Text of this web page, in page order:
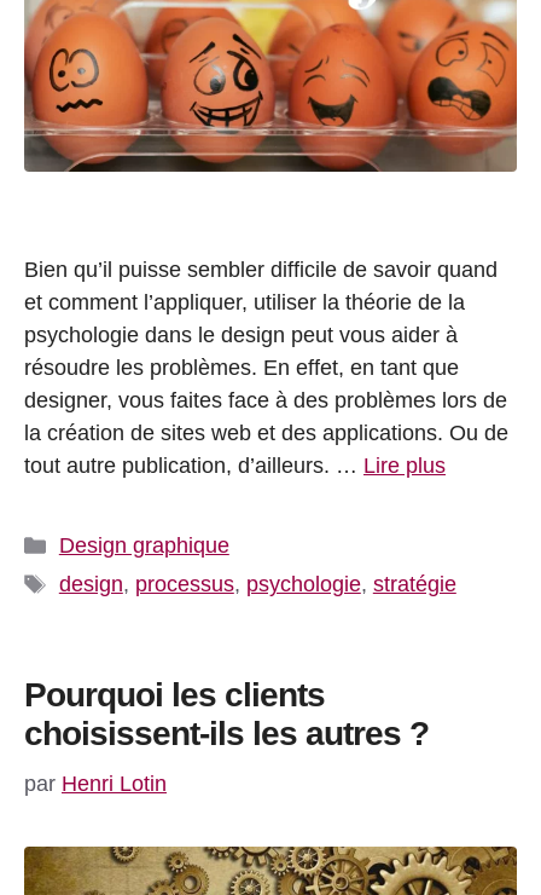
Bien qu’il puisse sembler difficile de savoir quand
et comment l’appliquer, utiliser la théorie de la
psychologie dans le design peut vous aider à
résoudre les problèmes. En effet, en tant que
designer, vous faites face à des problèmes lors de
la création de sites web et des applications. Ou de
tout autre publication, d’ailleurs. … Lire plus
Catégories
Design graphique
Étiquettes
design, processus, psychologie, stratégie
Pourquoi les clients
choisissent-ils les autres ?
par Henri Lotin